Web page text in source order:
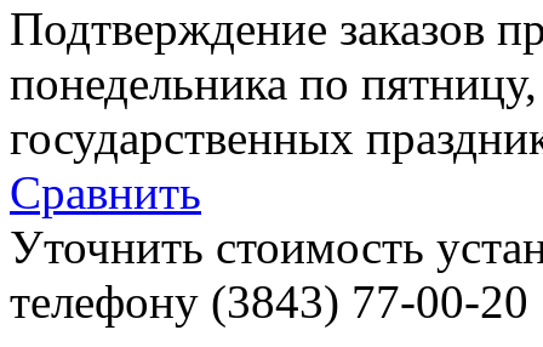
Подтверждение заказов
понедельника по
государственных
Сравнить
Уточнить стоимость
телефону (3843) 77-00-20